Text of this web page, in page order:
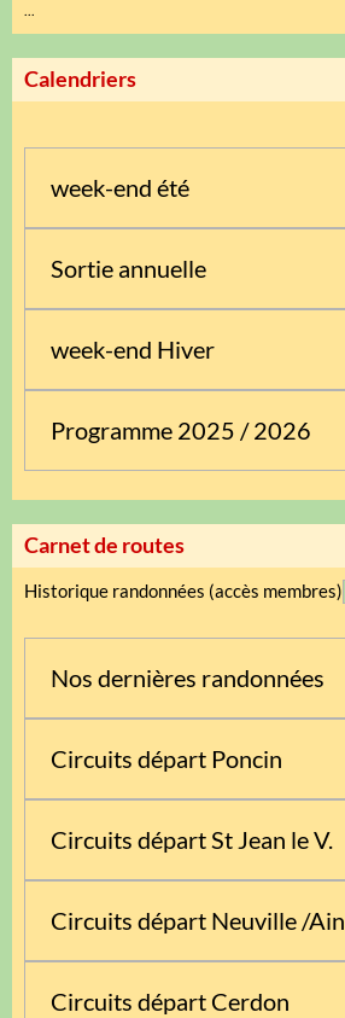
...
Calendriers
week-end été
Sortie annuelle
week-end Hiver
Programme 2025 / 2026
Carnet de routes
Historique randonnées (accès membres)
Nos dernières randonnées
Circuits départ Poncin
Circuits départ St Jean le V.
Circuits départ Neuville /Ain
Circuits départ Cerdon